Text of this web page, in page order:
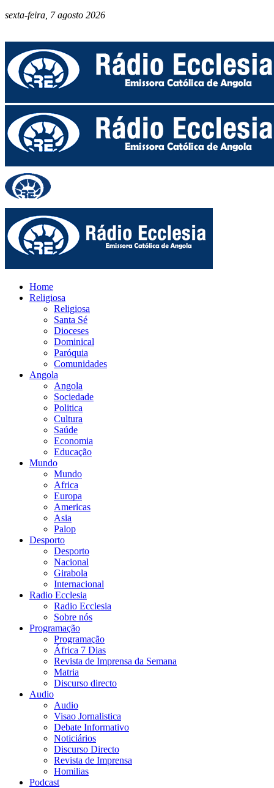
sexta-feira, 7 agosto 2026
Home
Religiosa
Religiosa
Santa Sé
Dioceses
Dominical
Paróquia
Comunidades
Angola
Angola
Sociedade
Politica
Cultura
Saúde
Economia
Educação
Mundo
Mundo
Africa
Europa
Americas
Asia
Palop
Desporto
Desporto
Nacional
Girabola
Internacional
Radio Ecclesia
Radio Ecclesia
Sobre nós
Programação
Programação
África 7 Dias
Revista de Imprensa da Semana
Matria
Discurso directo
Audio
Audio
Visao Jornalistica
Debate Informativo
Noticiários
Discurso Directo
Revista de Imprensa
Homilias
Podcast